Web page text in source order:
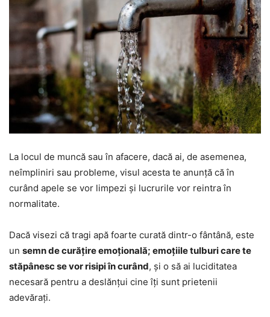
La locul de muncă sau în afacere, dacă ai, de asemenea,
neîmpliniri sau probleme, visul acesta te anunță că în
curând apele se vor limpezi și lucrurile vor reintra în
normalitate.
Dacă visezi că tragi apă foarte curată dintr-o fântână, este
un semn de curățire emoțională; emoțiile tulburi care te
stăpânesc se vor risipi în curând, și o să ai luciditatea
necesară pentru a deslănțui cine îți sunt prietenii
adevărați.